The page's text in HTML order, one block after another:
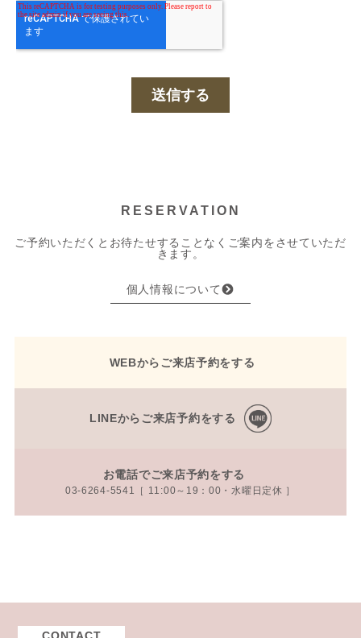
RESERVATION
ご予約いただくとお待たせすることなくご案内をさせていただ
きます。
個人情報について
WEBからご来店予約をする
LINEからご来店予約をする
お電話でご来店予約をする
03-6264-5541［ 11:00～19：00・水曜日定休 ］